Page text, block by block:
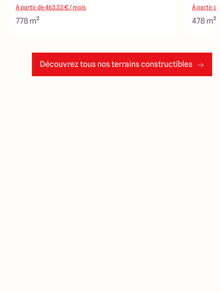
À partir de463.33€ / mois
778 m²
À partir
478 m²
Découvrez tous nos terrains constructibles